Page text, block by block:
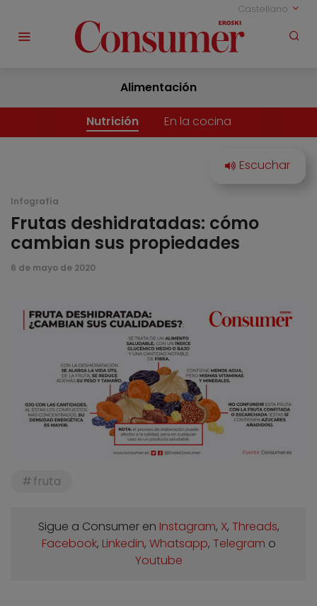
Castellano
Alimentación
Nutrición En la cocina
Infografía
Frutas deshidratadas: cómo
cambian sus propiedades
6 de mayo de 2020
fruta
Sigue a Consumer en Instagram, X, Threads,
Facebook, Linkedin, Whatsapp, Telegram o
Youtube